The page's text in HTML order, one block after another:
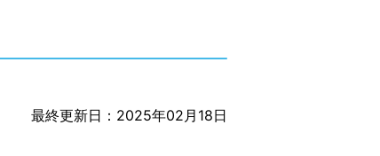
最終更新日：2025年02月18日